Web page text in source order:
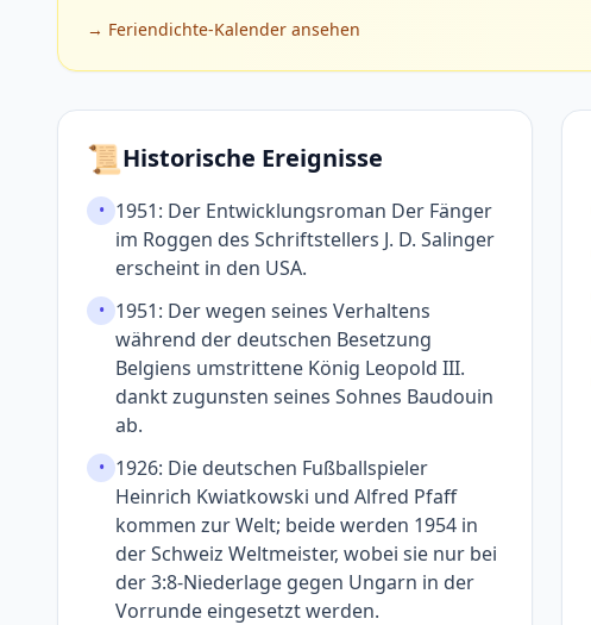
→ Feriendichte-Kalender ansehen
📜Historische Ereignisse
• 1951: Der Entwicklungs­roman Der Fänger
im Roggen des Schrift­stellers J. D. Salinger
erscheint in den USA.
• 1951: Der wegen seines Verhal­tens
während der deutschen Beset­zung
Belgiens umstrit­tene König Leopold III.
dankt zugunsten seines Sohnes Baudouin
ab.
• 1926: Die deutschen Fußball­spieler
Heinrich Kwiatkowski und Alfred Pfaff
kommen zur Welt; beide werden 1954 in
der Schweiz Weltmeister, wobei sie nur bei
der 3:8-Niederlage gegen Ungarn in der
Vorrunde einge­setzt werden.